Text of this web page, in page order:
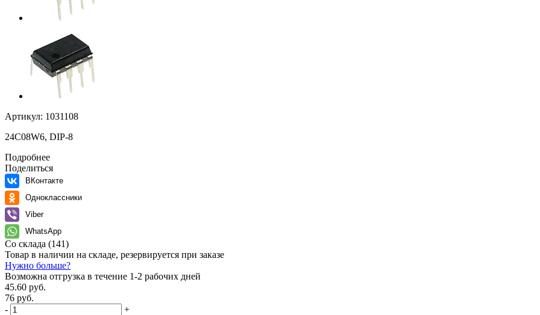
Артикул: 1031108
24C08W6, DIP-8
Подробнее
Поделиться
ВКонтакте
Одноклассники
Viber
WhatsApp
Со склада (141)
Товар в наличии на складе, резервируется при заказе
Нужно больше?
Возможна отгрузка в течение 1-2 рабочих дней
45.60 руб.
76 руб.
-
+